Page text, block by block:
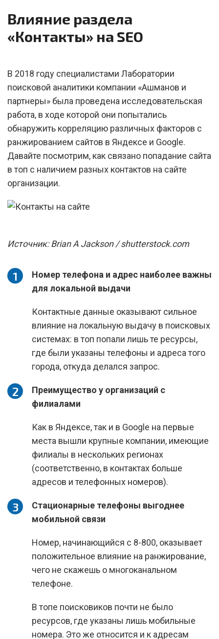
Влияние раздела
«Контакты» на SEO
В 2018 году специалистами Лаборатории
поисковой аналитики компании «Ашманов и
партнеры» была проведена исследовательская
работа, в ходе которой они попытались
обнаружить корреляцию различных факторов с
ранжированием сайтов в Яндексе и Google.
Давайте посмотрим, как связано попадание сайта
в топ с наличием разных контактов на сайте
организации.
Источник: Brian A Jackson / shutterstock.com
Номер телефона и адрес наиболее важны
для локальной выдачи
Контактные данные оказывают сильное
влияние на локальную выдачу в поисковых
системах: в топ попали лишь те ресурсы,
где были указаны телефоны и адреса того
города, откуда делался запрос.
Преимущество у организаций с
филиалами
Как в Яндексе, так и в Google на первые
места вышли крупные компании, имеющие
филиалы в нескольких регионах
(соответственно, в контактах больше
адресов и телефонных номеров).
Стационарные телефоны выгоднее
мобильной связи
Номер, начинающийся с 8-800, оказывает
положительное влияние на ранжирование,
чего не скажешь о многоканальном
телефоне.
В топе поисковиков почти не было
ресурсов, где указаны лишь мобильные
номера. Это же относится и к адресам